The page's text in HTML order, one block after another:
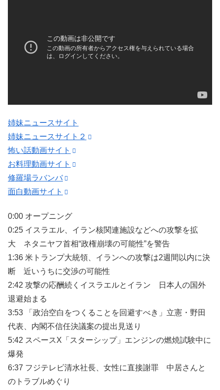
姉妹ニュースサイト
姉妹ニュースサイト２
怖い話動画サイト
お料理動画サイト
修羅場ラバンバ
面白動画サイト
0:00 オープニング
0:25 イスラエル、イラン核関連施設などへの攻撃を拡
大 ネタニヤフ首相“政権崩壊の可能性”を警告
1:36 米トランプ大統領、イランへの攻撃は2週間以内に決
断 近いうちに交渉の可能性
2:42 攻撃の応酬続くイスラエルとイラン 日本人の国外
退避始まる
3:53 「政治空白をつくることを回避すべき」立憲・野田
代表、内閣不信任決議案の提出見送り
5:42 スペースX「スターシップ」エンジンの燃焼試験中に
爆発
6:37 フジテレビ清水社長、女性に直接謝罪 中居さんと
のトラブルめぐり